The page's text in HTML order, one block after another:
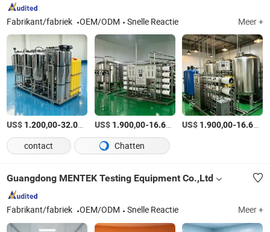
Fabrikant/fabriek OEM/ODM Snelle Reactie Meer +
US$ 1.200,00-32.000,00 /Stuk
US$ 1.900,00-16.660,00 /Stuk
US$ 1.900,00-16.660,00
contact Chatten
Guangdong MENTEK Testing Equipment Co.,Ltd
Fabrikant/fabriek OEM/ODM Snelle Reactie Meer +